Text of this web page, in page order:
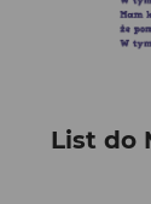
List do